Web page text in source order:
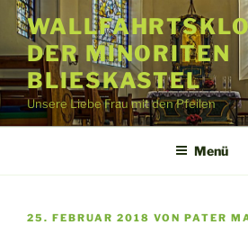
Zum
Inhalt
springenDER MINORITEN
BLIESKASTEL
Unsere Liebe Frau mit den Pfeilen
Menü
VERÖFFENTLICHT
25. FEBRUAR 2018 VON PATER